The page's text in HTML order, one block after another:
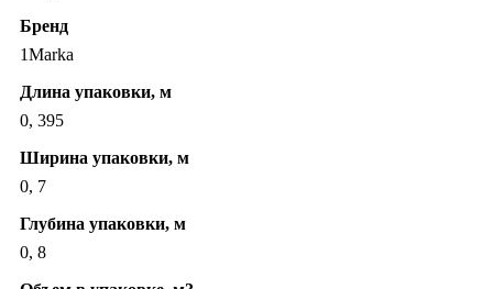
Бренд
1Marka
Длина упаковки, м
0, 395
Ширина упаковки, м
0, 7
Глубина упаковки, м
0, 8